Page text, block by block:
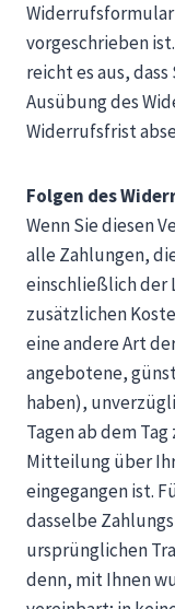
vorgeschrieben
reicht es aus,
Ausübung des
Widerrufsfrist
Folgen des
Wenn Sie diesen
alle Zahlungen,
einschließlich der
zusätzlichen
eine andere Art
angebotene,
haben),
Tagen ab dem
Mitteilung über
eingegangen ist.
dasselbe
ursprünglichen
denn, mit Ihnen